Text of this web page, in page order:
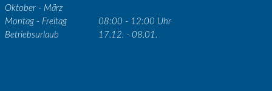
Oktober - März
Montag - Freitag
08:00 - 12:00 Uhr
Betriebsurlaub
17.12. - 08.01.